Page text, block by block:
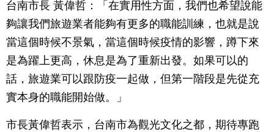
台南市長 黃偉哲：「在實用性方面，我們也希望說能
夠讓我們旅遊業者能夠有更多的職能訓練，也就是說
當這個時候不景氣，當這個時候疫情的影響，蹲下來
是為躍上更高，休息是為了重新出發。如果可以的
話，旅遊業可以跟防疫一起做，但第一階段是先從充
實本身的職能開始做。」
市長黃偉哲表示，台南市為觀光文化之都，期待專跑